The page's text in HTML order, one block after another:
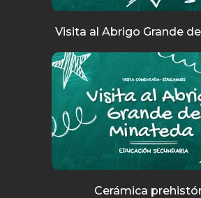
Visita al Abrigo Grande
Cerámica